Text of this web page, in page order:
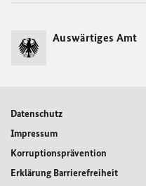
Auswärtiges Amt
Datenschutz
Impressum
Korruptionsprävention
Erklärung Barrierefreiheit